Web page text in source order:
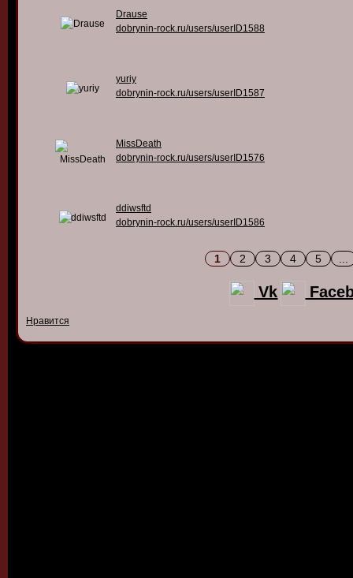
Drause
dobrynin-rock.ru/users/userID1588
yuriy
dobrynin-rock.ru/users/userID1587
MissDeath
dobrynin-rock.ru/users/userID1576
ddiwsftd
dobrynin-rock.ru/users/userID1586
1 2 3 4 5
Vk
Нравится